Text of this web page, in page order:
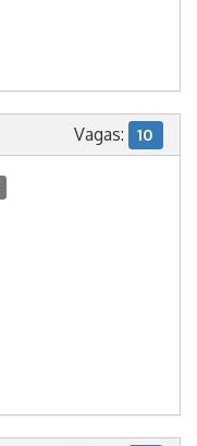
Vagas: 10